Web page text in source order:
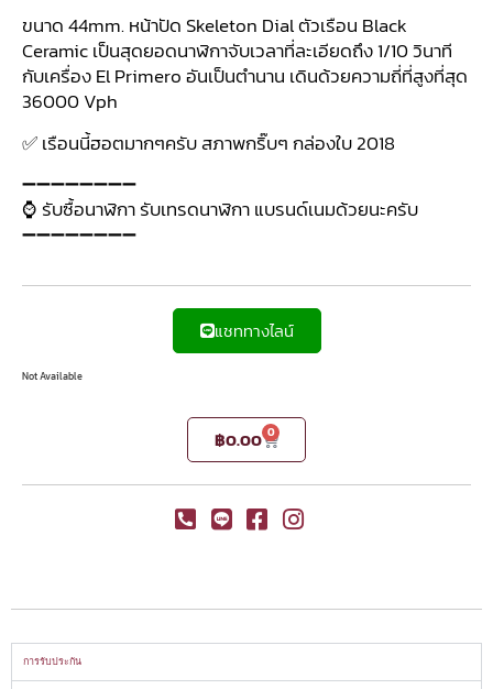
ขนาด 44mm. หน้าปัด Skeleton Dial ตัวเรือน Black
Ceramic เป็นสุดยอดนาฬิกาจับเวลาที่ละเอียดถึง 1/10 วินาที
กับเครื่อง El Primero อันเป็นตำนาน เดินด้วยความถี่ที่สูงที่สุด
36000 Vph
✅ เรือนนี้ฮอตมากๆครับ สภาพกริ๊บๆ กล่องใบ 2018
➖➖➖➖➖➖➖➖
⌚ รับซื้อนาฬิกา รับเทรดนาฬิกา แบรนด์เนมด้วยนะครับ
➖➖➖➖➖➖➖➖
แชททางไลน์
Not Available
฿0.00 0
การรับประกัน